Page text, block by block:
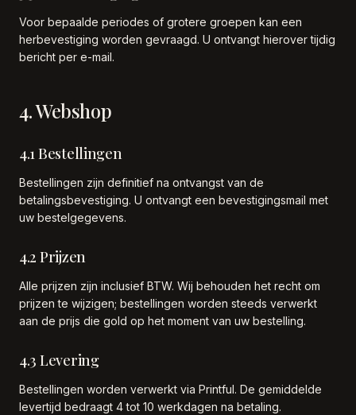
Voor bepaalde periodes of grotere groepen kan een
herbevestiging worden gevraagd. U ontvangt hierover tijdig
bericht per e-mail.
4. Webshop
4.1 Bestellingen
Bestellingen zijn definitief na ontvangst van de
betalingsbevestiging. U ontvangt een bevestigingsmail met
uw bestelgegevens.
4.2 Prijzen
Alle prijzen zijn inclusief BTW. Wij behouden het recht om
prijzen te wijzigen; bestellingen worden steeds verwerkt
aan de prijs die gold op het moment van uw bestelling.
4.3 Levering
Bestellingen worden verwerkt via Printful. De gemiddelde
levertijd bedraagt 4 tot 10 werkdagen na betaling.